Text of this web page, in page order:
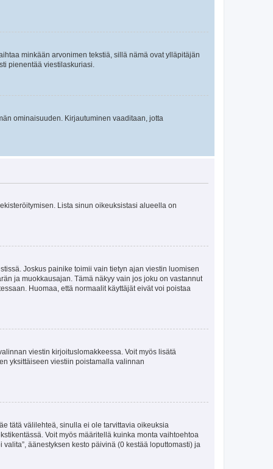
minkään arvonimen tekstiä, sillä nämä ovat ylläpitäjän
pienentää viestilaskuriasi.
ominaisuuden. Kirjautuminen vaaditaan, jotta
Lista sinun oikeuksistasi alueella on
Joskus painike toimii vain tietyn ajan viestin luomisen
ja muokkausajan. Tämä näkyy vain jos joku on vastannut
Huomaa, että normaalit käyttäjät eivät voi poistaa
viestin kirjoituslomakkeessa. Voit myös lisätä
yksittäiseen viestiin poistamalla valinnan
tätä välilehteä, sinulla ei ole tarvittavia oikeuksia
Voit myös määritellä kuinka monta vaihtoehtoa
äänestyksen kesto päivinä (0 kestää loputtomasti) ja